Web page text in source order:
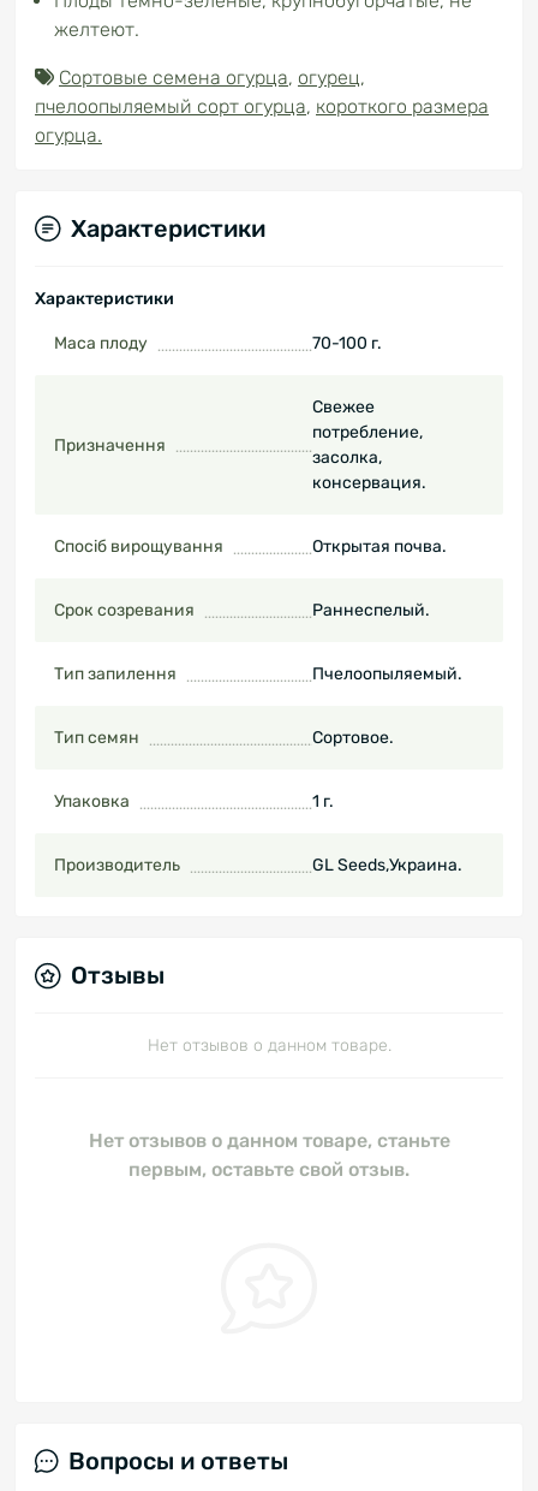
желтеют.
Сортовые семена огурца, огурец,
пчелоопыляемый сорт огурца, короткого размера
огурца.
Характеристики
Характеристики
Маса плоду 70-100 г.
Призначення
Свежее
потребление,
засолка,
консервация.
Спосіб вирощування Открытая почва.
Срок созревания Раннеспелый.
Тип запилення Пчелоопыляемый.
Тип семян Сортовое.
Упаковка 1 г.
Производитель GL Seeds,Украина.
Отзывы
Нет отзывов о данном товаре.
Нет отзывов о данном товаре, станьте
первым, оставьте свой отзыв.
Вопросы и ответы